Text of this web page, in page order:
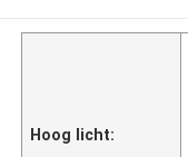
Hoog licht: